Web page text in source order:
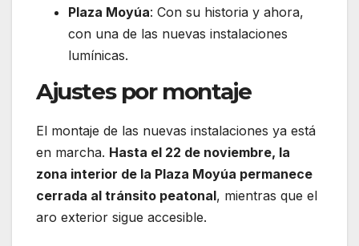
Plaza Moyúa: Con su historia y ahora,
con una de las nuevas instalaciones
lumínicas.
Ajustes por montaje
El montaje de las nuevas instalaciones ya está
en marcha. Hasta el 22 de noviembre, la
zona interior de la Plaza Moyúa permanece
cerrada al tránsito peatonal, mientras que el
aro exterior sigue accesible.